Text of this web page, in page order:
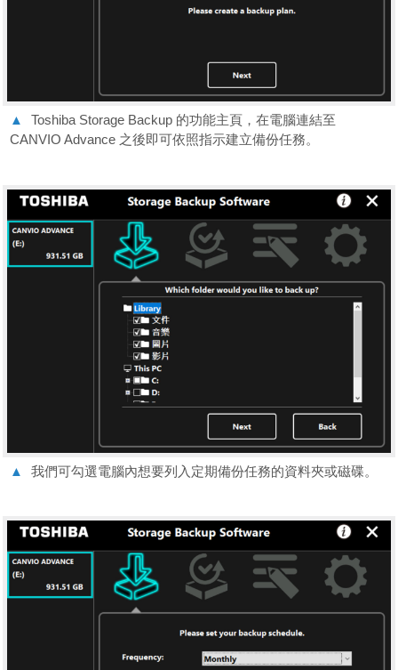
▲
Toshiba Storage Backup 的功能主頁，在電腦連結至
CANVIO Advance 之後即可依照指示建立備份任務。
▲ 我們可勾選電腦內想要列入定期備份任務的資料夾或磁碟。